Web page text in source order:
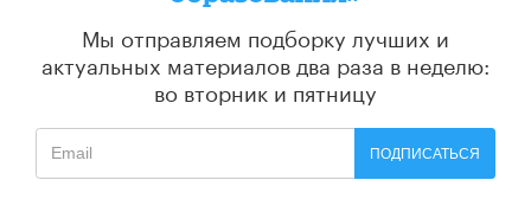
Мы отправляем подборку лучших и
актуальных материалов два раза в неделю:
во вторник и пятницу
ПОДПИСАТЬСЯ